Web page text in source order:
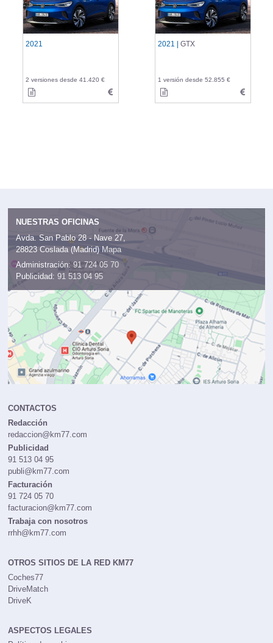
2021
2 versiones desde 41.420 €
2021 | GTX
1 versión desde 52.855 €
NUESTRAS OFICINAS
Avda. San Pablo 28 - Nave 27,
28823 Coslada (Madrid) Mapa
Administración: 91 724 05 70
Publicidad: 91 513 04 95
CONTACTOS
Redacción
redaccion@km77.com
Publicidad
91 513 04 95
publi@km77.com
Facturación
91 724 05 70
facturacion@km77.com
Trabaja con nosotros
rrhh@km77.com
OTROS SITIOS DE LA RED KM77
Coches77
DriveMatch
DriveK
ASPECTOS LEGALES